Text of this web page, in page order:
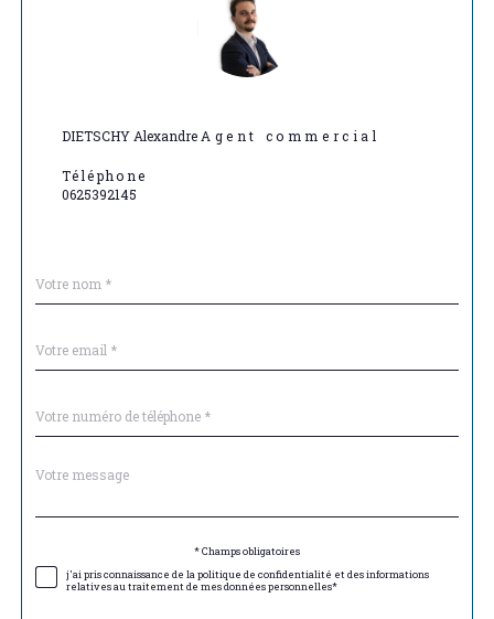
DIETSCHY Alexandre Agent commercial
Téléphone
0625392145
par
*
*
*
Fieldset
Message
*
* Champs obligatoires
j'ai pris connaissance de la politique de confidentialité et des informations
relatives au traitement de mes données personnelles*